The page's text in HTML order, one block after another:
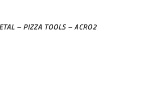
– PIZZA TOOLS – ACRO2